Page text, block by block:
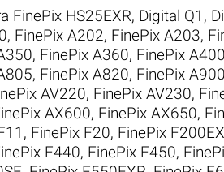
FinePix HS25EXR, Digital Q1 ,
, FinePix A202, FinePix A203,
, FinePix A360, FinePix A400
, FinePix A820, FinePix A900
AV220, FinePix AV230,
AX600, FinePix AX650,
, FinePix F20, FinePix
F440, FinePix F450,